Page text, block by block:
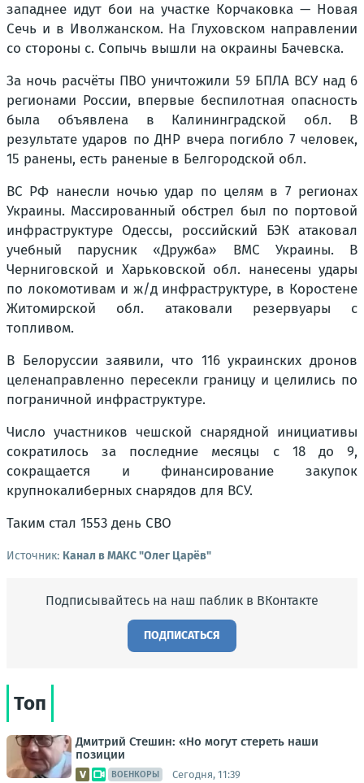
западнее идут бои на участке Корчаковка — Новая
Сечь и в Иволжанском. На Глуховском направлении
со стороны с. Сопычь вышли на окраины Бачевска.
За ночь расчёты ПВО уничтожили 59 БПЛА ВСУ над 6
регионами России, впервые беспилотная опасность
была объявлена в Калининградской обл. В
результате ударов по ДНР вчера погибло 7 человек,
15 ранены, есть раненые в Белгородской обл.
ВС РФ нанесли ночью удар по целям в 7 регионах
Украины. Массированный обстрел был по портовой
инфраструктуре Одессы, российский БЭК атаковал
учебный парусник «Дружба» ВМС Украины. В
Черниговской и Харьковской обл. нанесены удары
по локомотивам и ж/д инфраструктуре, в Коростене
Житомирской обл. атаковали резервуары с
топливом.
В Белоруссии заявили, что 116 украинских дронов
целенаправленно пересекли границу и целились по
пограничной инфраструктуре.
Число участников чешской снарядной инициативы
сократилось за последние месяцы с 18 до 9,
сокращается и финансирование закупок
крупнокалиберных снарядов для ВСУ.
Таким стал 1553 день СВО
Источник: Канал в МАКС "Олег Царёв"
Подписывайтесь на наш паблик в ВКонтакте
ПОДПИСАТЬСЯ
Топ
Дмитрий Стешин: «Но могут стереть наши
позиции
ВОЕНКОРЫ Сегодня, 11:39